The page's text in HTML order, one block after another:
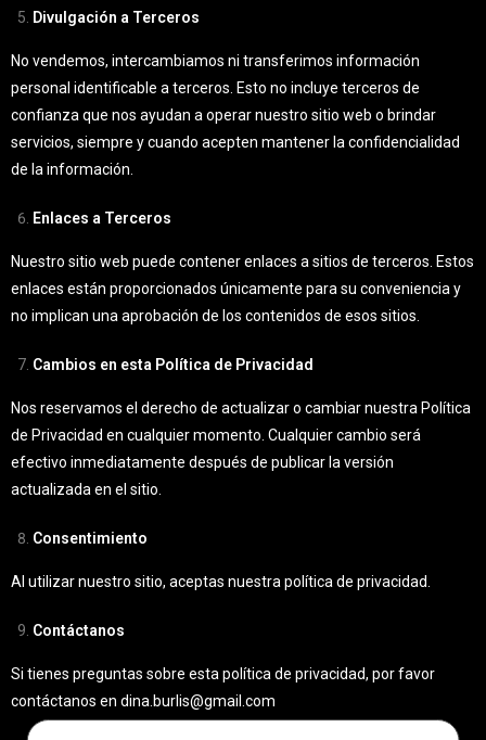
Divulgación a Terceros
No vendemos, intercambiamos ni transferimos información
personal identificable a terceros. Esto no incluye terceros de
confianza que nos ayudan a operar nuestro sitio web o brindar
servicios, siempre y cuando acepten mantener la confidencialidad
de la información.
Enlaces a Terceros
Nuestro sitio web puede contener enlaces a sitios de terceros. Estos
enlaces están proporcionados únicamente para su conveniencia y
no implican una aprobación de los contenidos de esos sitios.
Cambios en esta Política de Privacidad
Nos reservamos el derecho de actualizar o cambiar nuestra Política
de Privacidad en cualquier momento. Cualquier cambio será
efectivo inmediatamente después de publicar la versión
actualizada en el sitio.
Consentimiento
Al utilizar nuestro sitio, aceptas nuestra política de privacidad.
Contáctanos
Si tienes preguntas sobre esta política de privacidad, por favor
contáctanos en dina.burlis@gmail.com